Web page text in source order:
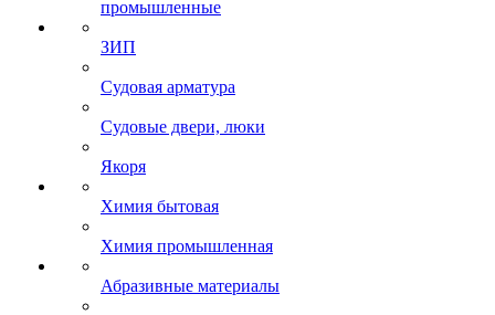
промышленные
ЗИП
Судовая арматура
Судовые двери, люки
Якоря
Химия бытовая
Химия промышленная
Абразивные материалы